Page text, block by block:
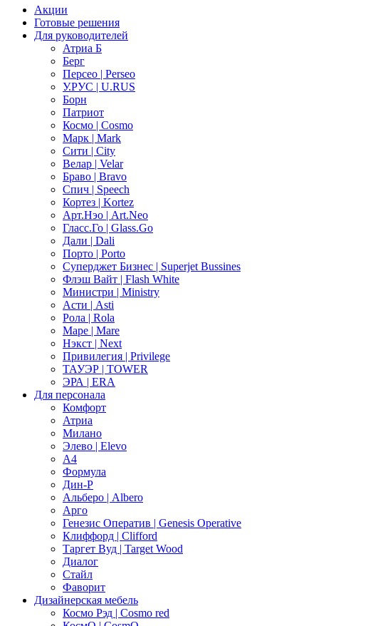
Акции
Готовые решения
Для руководителей
Атриа Б
Берг
Персео | Perseo
У.РУС | U.RUS
Борн
Патриот
Космо | Cosmo
Марк | Mark
Сити | City
Велар | Velar
Браво | Bravo
Спич | Speech
Кортез | Kortez
Арт.Нэо | Art.Neo
Гласс.Го | Glass.Go
Дали | Dali
Порто | Porto
Суперджет Бизнес | Superjet Bussines
Флэш Вайт | Flash White
Министри | Ministry
Асти | Asti
Рола | Rola
Маре | Mare
Нэкст | Next
Привилегия | Privilege
ТАУЭР | TOWER
ЭРА | ERA
Для персонала
Комфорт
Атриа
Милано
Элево | Elevo
А4
Формула
Дин-Р
Альберо | Albero
Арго
Генезис Оператив | Genesis Operative
Клиффорд | Clifford
Таргет Вуд | Target Wood
Диалог
Стайл
Фаворит
Дизайнерская мебель
Космо Рэд | Cosmo red